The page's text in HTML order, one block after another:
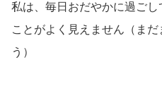
私は、毎日おだやかに過ご
ことがよく見えません （ま
う）